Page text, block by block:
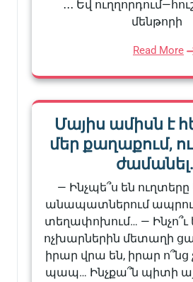
․․․ Եվ
մենթորի
Read More
Մայիս ամիսն է
մեր քաղաքում,
— Ինչպե՞ս են
անապատներում
տեղափոխում… — Ինչո՞ւ
ոչխարներին մետաղի
իրար վրա են, իրար ո՞նց
պապ… Ինչքա՞ն պիտի